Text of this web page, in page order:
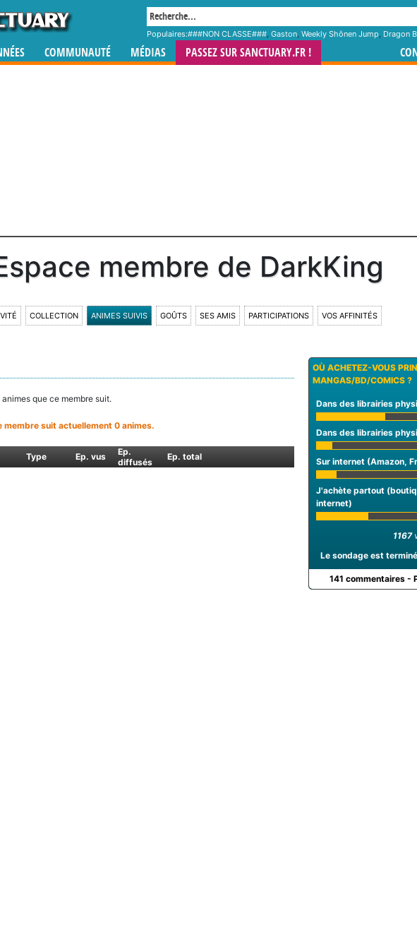
Populaires:###NON CLASSE###, Gaston, Weekly Shônen Jump, Dragon
COMMUNAUTÉ MÉDIAS PASSEZ SUR SANCTUARY.FR !
membre de DarkKing
COLLECTION ANIMES SUIVIS GOÛTS SES AMIS PARTICIPATIONS VOS AFFINITÉS
que ce membre suit.
membre suit actuellement 0 animes.
Type Ep. vus
Ep.
diffusés
Ep. total
OÙ ACHETEZ-VOUS
MANGAS/BD/COMICS ?
Dans des librairies
Dans des librairies
Sur internet (Amazon,
J'achète partout
internet)
1167
Le sondage est
141 commentaires -